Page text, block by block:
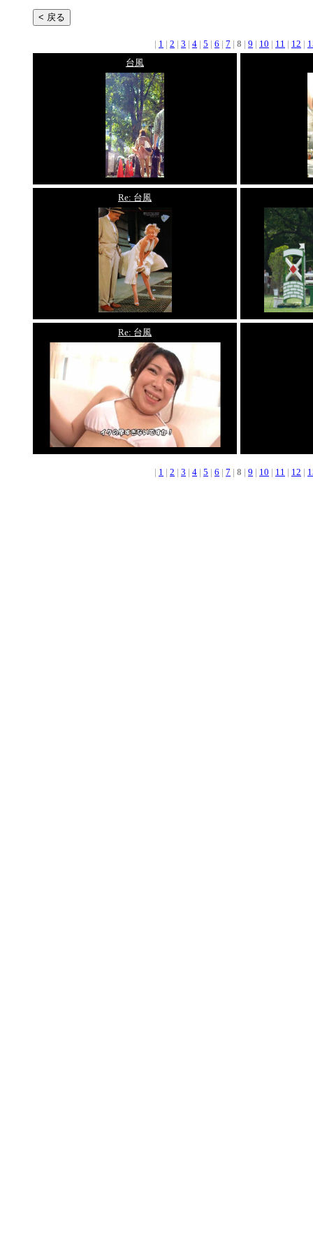
| 1 | 2 | 3 | 4 | 5 | 6 | 7 | 8 | 9 | 10 | 11 | 12 |
台風
Re: 台風
Re: 台風
| 1 | 2 | 3 | 4 | 5 | 6 | 7 | 8 | 9 | 10 | 11 | 12 |